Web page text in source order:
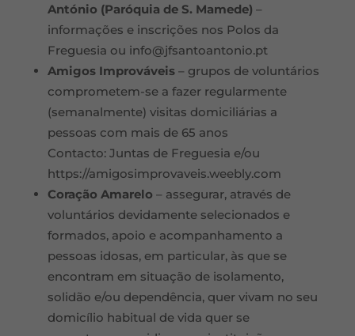
António (Paróquia de S. Mamede) –
informações e inscrições nos Polos da
Freguesia ou info@jfsantoantonio.pt
Amigos Improváveis – grupos de voluntários
comprometem-se a fazer regularmente
(semanalmente) visitas domiciliárias a
pessoas com mais de 65 anos
Contacto: Juntas de Freguesia e/ou
https://amigosimprovaveis.weebly.com
Coração Amarelo – assegurar, através de
voluntários devidamente selecionados e
formados, apoio e acompanhamento a
pessoas idosas, em particular, às que se
encontram em situação de isolamento,
solidão e/ou dependência, quer vivam no seu
domicílio habitual de vida quer se